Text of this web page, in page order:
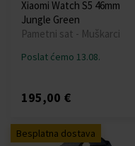
Xiaomi Watch S5 46mm
Jungle Green
Pametni sat - Muškarci
Poslat ćemo 13.08.
195,00 €
Besplatna dostava